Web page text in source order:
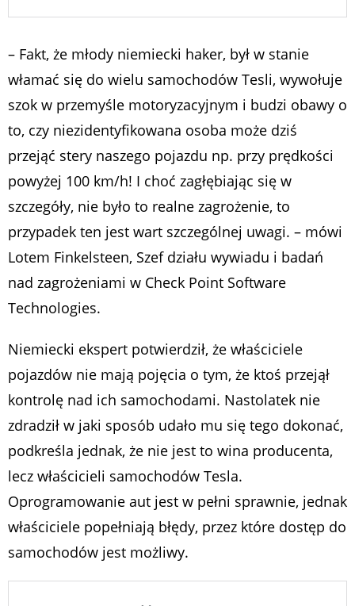
– Fakt, że młody niemiecki haker, był w stanie
włamać się do wielu samochodów Tesli, wywołuje
szok w przemyśle motoryzacyjnym i budzi obawy o
to, czy niezidentyfikowana osoba może dziś
przejąć stery naszego pojazdu np. przy prędkości
powyżej 100 km/h! ­I choć zagłębiając się w
szczegóły, nie było to realne zagrożenie, to
przypadek ten jest wart szczególnej uwagi. – mówi
Lotem Finkelsteen, Szef działu wywiadu i badań
nad zagrożeniami w Check Point Software
Technologies.
Niemiecki ekspert potwierdził, że właściciele
pojazdów nie mają pojęcia o tym, że ktoś przejął
kontrolę nad ich samochodami. Nastolatek nie
zdradził w jaki sposób udało mu się tego dokonać,
podkreśla jednak, że nie jest to wina producenta,
lecz właścicieli samochodów Tesla.
Oprogramowanie aut jest w pełni sprawnie, jednak
właściciele popełniają błędy, przez które dostęp do
samochodów jest możliwy.